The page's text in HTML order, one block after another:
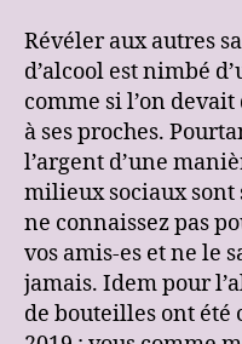
Révéler aux autres
d’alcool est nimbé
comme si l’on
à ses proches.
l’argent d’une
milieux sociaux sont
ne connaissez pas
vos amis-es et ne le
jamais. Idem pour
de bouteilles ont été